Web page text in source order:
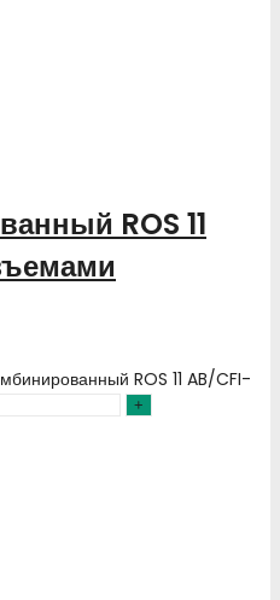
ROS 11
ROS 11 AB/CFI-